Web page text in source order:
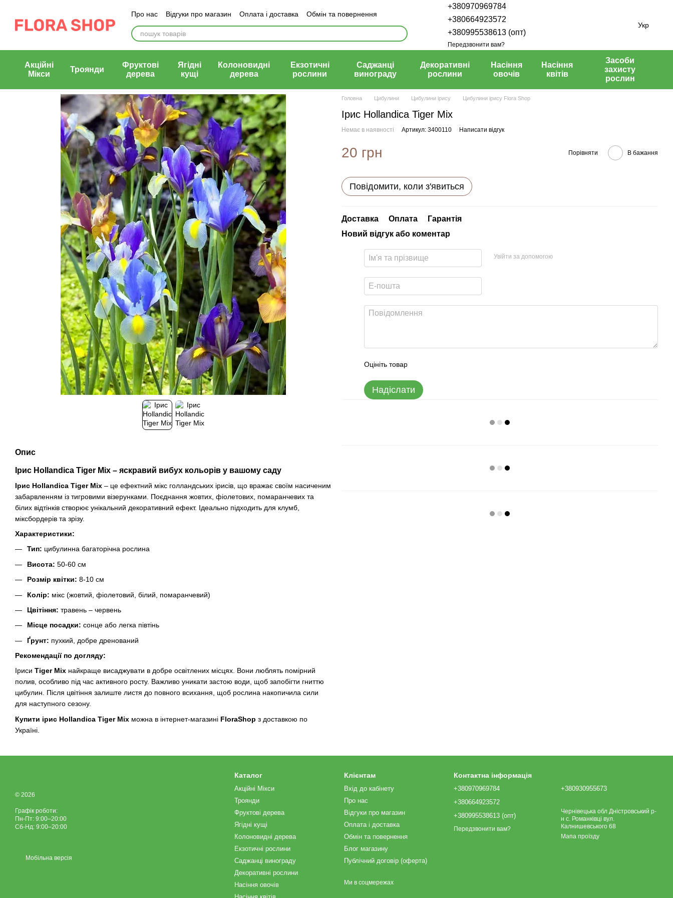
Про нас Відгуки про магазин Оплата і доставка
Обмін та повернення
Блог магазину
Публічний договір (оферта)
+380970969784
+380664923572
+380995538613 (опт)
Передзвонити вам?
Укр
Акційні
Мікси
Троянди
Фруктові
дерева
Ягідні
кущі
Колоновидні
дерева
Екзотичні
рослини
Саджанці
винограду
Декоративні
рослини
Насіння
овочів
Насіння
квітів
Засоби
захисту
рослин
Опис
Ірис Hollandica Tiger Mix – яскравий вибух кольорів у вашому саду
Ірис Hollandica Tiger Mix – це ефектний мікс голландських ірисів, що вражає своїм насиченим
забарвленням із тигровими візерунками. Поєднання жовтих, фіолетових, помаранчевих та
білих відтінків створює унікальний декоративний ефект. Ідеально підходить для клумб,
міксбордерів та зрізу.
Характеристики:
Тип: цибулинна багаторічна рослина
Висота: 50-60 см
Розмір квітки: 8-10 см
Колір: мікс (жовтий, фіолетовий, білий, помаранчевий)
Цвітіння: травень – червень
Місце посадки: сонце або легка півтінь
Ґрунт: пухкий, добре дренований
Рекомендації по догляду:
Іриси Tiger Mix найкраще висаджувати в добре освітлених місцях. Вони люблять помірний
полив, особливо під час активного росту. Важливо уникати застою води, щоб запобігти гниттю
цибулин. Після цвітіння залиште листя до повного всихання, щоб рослина накопичила сили
для наступного сезону.
Купити ірис Hollandica Tiger Mix можна в інтернет-магазині FloraShop з доставкою по
Україні.
Головна Цибулини Цибулини ірису Цибулини ірису Flora Shop
Ірис Hollandica Tiger Mix
Немає в наявності Артикул: 3400110 Написати відгук
20 грн Порівняти В бажання
Повідомити, коли з'явиться
Доставка Оплата
Гарантія
Новий відгук або коментар
Увійти за допомогою
Оцініть товар
Надіслати
© 2026
Графік роботи:
Пн-Пт: 9:00–20:00
Сб-Нд: 9:00–20:00
Мобільна версія
Каталог
Акційні Мікси
Троянди
Фруктові дерева
Ягідні кущі
Колоновидні дерева
Екзотичні рослини
Саджанці винограду
Декоративні рослини
Насіння овочів
Клієнтам
Вхід до кабінету
Про нас
Відгуки про магазин
Оплата і доставка
Обмін та повернення
Блог магазину
Публічний договір (оферта)
Ми в соцмережах
Контактна інформація
+380970969784
+380664923572
+380995538613 (опт)
Передзвонити вам?
+380930955673
Чернівецька обл Дністровський р-
н с. Романківці вул.
Калнишевського 68
Мапа проїзду